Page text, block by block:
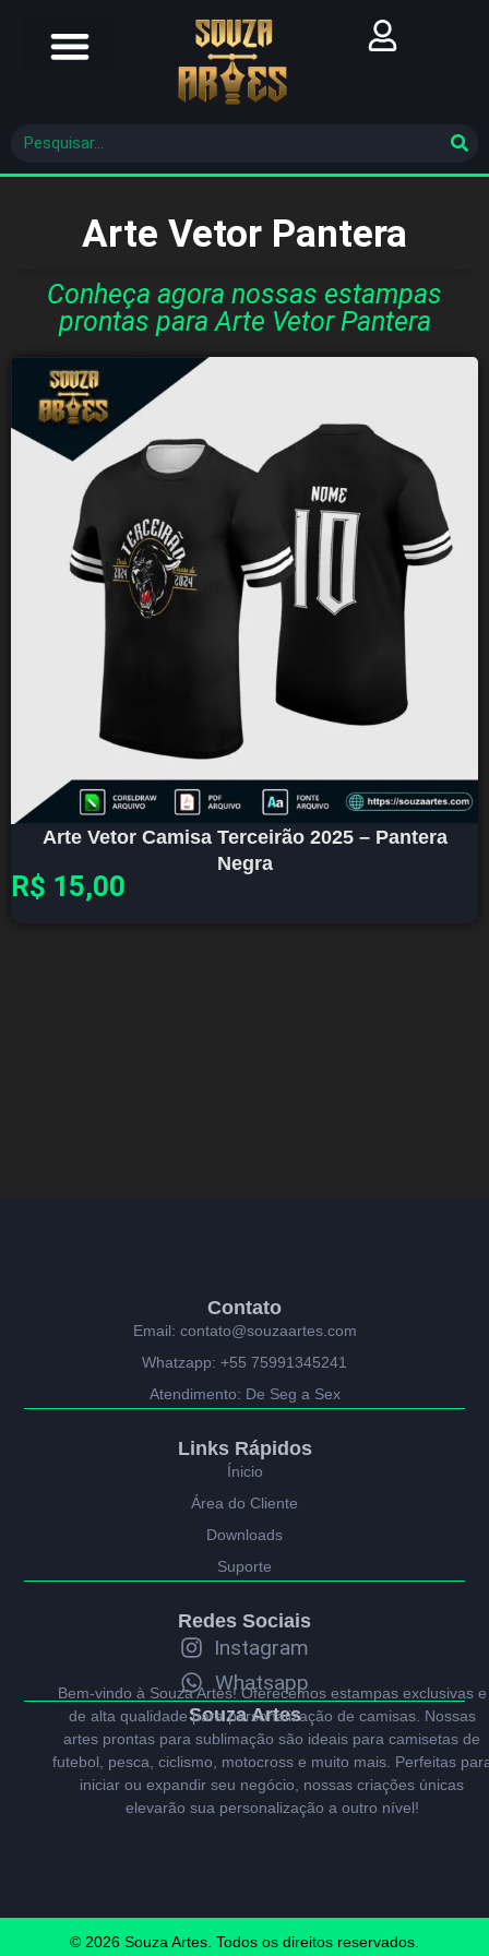
Arte Vetor Pantera
Conheça agora nossas estampas
prontas para Arte Vetor Pantera
Arte Vetor Camisa Terceirão 2025 – Pantera
Negra
R$ 15,00
Souza Artes
Bem-vindo à Souza Artes! Oferecemos estampas exclusivas e
de alta qualidade para personalização de camisas. Nossas
artes prontas para sublimação são ideais para camisetas de
futebol, pesca, ciclismo, motocross e muito mais. Perfeitas
iniciar ou expandir seu negócio, nossas criações únicas
elevarão sua personalização a outro nível!
Contato
Email: contato@souzaartes.com
Whatzapp: +55 75991345241
Atendimento: De Seg a Sex
Redes Sociais
Instagram
Whatsapp
Links Rápidos
Ínicio
Área do Cliente
Downloads
Suporte
© 2026 Souza Artes. Todos os direitos reservados.